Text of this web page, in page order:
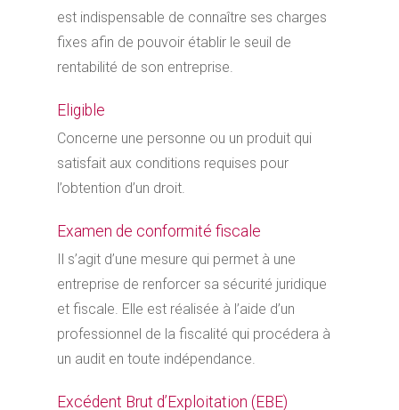
est indispensable de connaître ses charges
fixes afin de pouvoir établir le seuil de
rentabilité de son entreprise.
Eligible
Concerne une personne ou un produit qui
satisfait aux conditions requises pour
l’obtention d’un droit.
Examen de conformité fiscale
Il s’agit d’une mesure qui permet à une
entreprise de renforcer sa sécurité juridique
et fiscale. Elle est réalisée à l’aide d’un
professionnel de la fiscalité qui procédera à
un audit en toute indépendance.
Excédent Brut d’Exploitation (EBE)